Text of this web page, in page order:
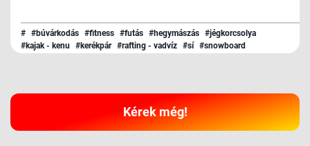
# #búvárkodás #fitness #futás #hegymászás #jégkorcsolya
#kajak - kenu
#kerékpár #rafting - vadvíz #sí #snowboard
Kérek még!